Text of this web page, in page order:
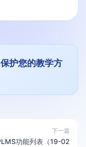
护您的教学方
下一篇
功能列表（19-02